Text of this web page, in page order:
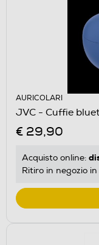
AURICOLARI
JVC - Cuffie
€ 29,90
Acquisto online:
Ritiro in negozio